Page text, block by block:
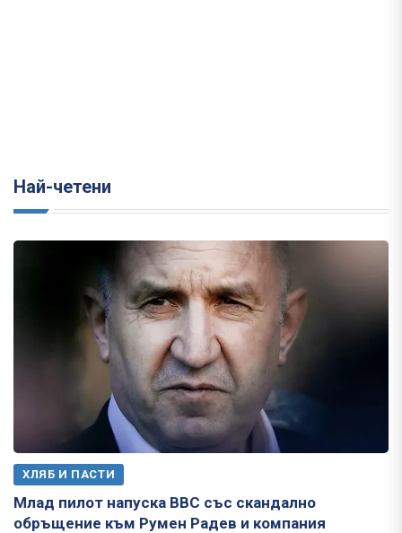
Най-четени
ХЛЯБ И ПАСТИ
Млад пилот напуска ВВС със скандално
обръщение към Румен Радев и компания